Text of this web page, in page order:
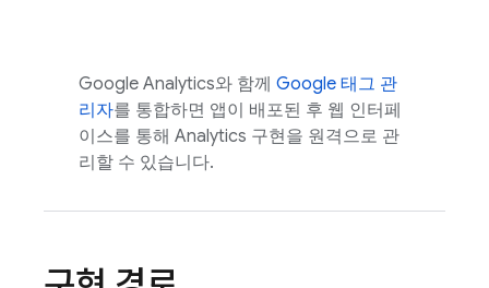
Google Analytics와 함께 Google 태그 관
리자를 통합하면 앱이 배포된 후 웹 인터페
이스를 통해 Analytics 구현을 원격으로 관
리할 수 있습니다.